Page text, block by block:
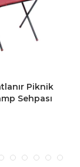
Perilla Qufi
Kamp